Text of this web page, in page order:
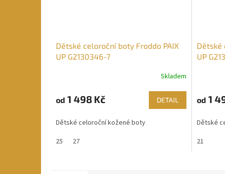
Dětské celoroční boty Froddo PAIX
UP G2130346-7
Skladem
od 1 498 Kč DETAIL
Dětské celoroční kožené boty
25
27
Dětské
UP
od 1
Dětské
21